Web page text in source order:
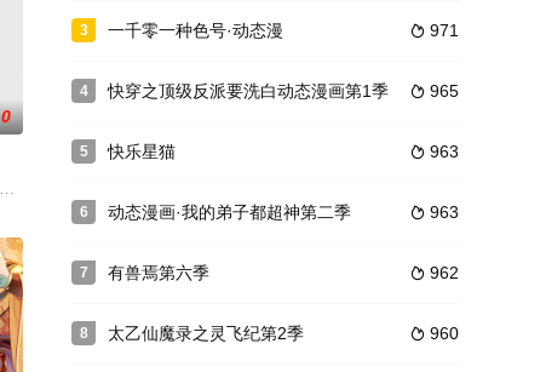
伙伴们和奴隶借机逃离。银翼世家
，一路开挂成为主宰。
人类再一次挑战神权！父王，你未能完成的愿望，交给我！三界之战已经
修仙一道无欲无求，哪知在滚滚惊雷声中从天而降的老祖，断言他是空虚
3  971
一千零一种色号·动态漫
4  965
快穿之顶级反派要洗白动态漫画第1季
5  963
快乐星猫
6  963
动态漫画·我的弟子都超神第二季
7  962
有兽焉第六季
8  960
太乙仙魔录之灵飞纪第2季